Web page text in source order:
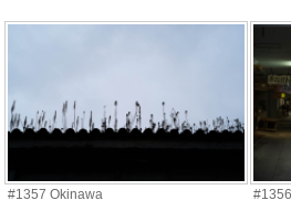
#1357 Okinawa